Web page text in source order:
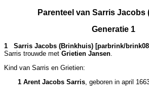
Parenteel van Sarris Jacobs
Generatie 1
1 Sarris Jacobs (Brinkhuis) [parbrink/
Sarris trouwde met Grietien Jansen
Kind van Sarris en Grietien:
1 Arent Jacobs Sarris, geboren in april